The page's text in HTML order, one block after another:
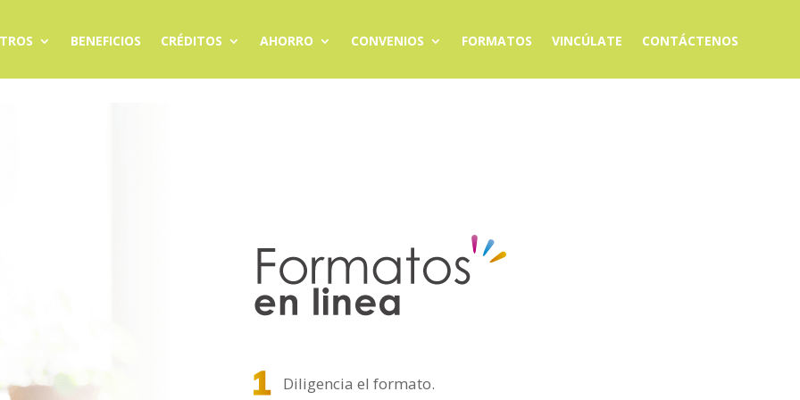
BENEFICIOS CRÉDITOS AHORRO CONVENIOS FORMATOS VINCÚLATE CONTÁCTENOS
Diligencia el formato.